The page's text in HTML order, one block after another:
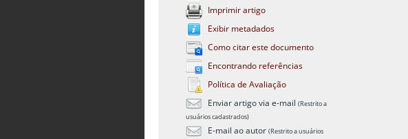
Imprimir artigo
Exibir metadados
Como citar este documento
Encontrando referências
Política de Avaliação
Enviar artigo via e-mail(Restrito a
usuários cadastrados)
E-mail ao autor(Restrito a usuários